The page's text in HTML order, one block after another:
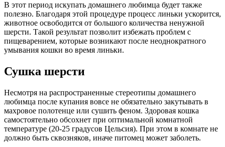
В этот период искупать домашнего любимца будет также
полезно. Благодаря этой процедуре процесс линьки ускорится,
животное освободится от большого количества ненужной
шерсти. Такой результат позволит избежать проблем с
пищеварением, которые возникают после неоднократного
умывания кошки во время линьки.
Сушка шерсти
Несмотря на распространенные стереотипы домашнего
любимца после купания вовсе не обязательно закутывать в
махровое полотенце или сушить феном. Здоровая кошка
самостоятельно обсохнет при оптимальной комнатной
температуре (20-25 градусов Цельсия). При этом в комнате не
должно быть сквозняков, иначе питомец может заболеть.